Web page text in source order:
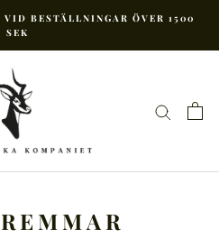
VID BESTÄLLNINGAR ÖVER 1500
SEK